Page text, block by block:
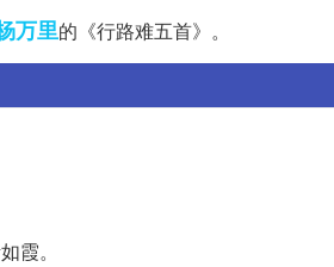
万里的《行路难五首》。
霞。